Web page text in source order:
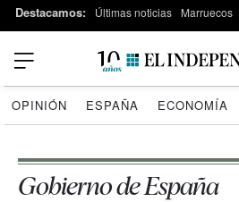
Destacamos: Últimas noticias Marruecos
OPINIÓN ESPAÑA ECONOMÍA
Gobierno de España